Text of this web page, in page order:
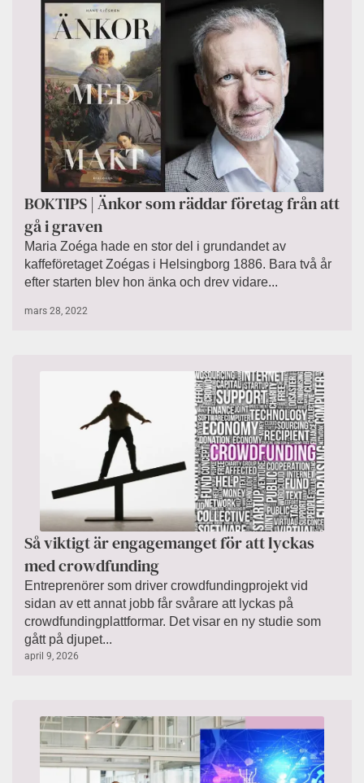
BOKTIPS | Änkor som räddar företag från att
gå i graven
Maria Zoéga hade en stor del i grundandet av
kaffeföretaget Zoégas i Helsingborg 1886. Bara två år
efter starten blev hon änka och drev vidare...
mars 28, 2022
Så viktigt är engagemanget för att lyckas
med crowdfunding
Entreprenörer som driver crowdfundingprojekt vid
sidan av ett annat jobb får svårare att lyckas på
crowdfundingplattformar. Det visar en ny studie som
gått på djupet...
april 9, 2026